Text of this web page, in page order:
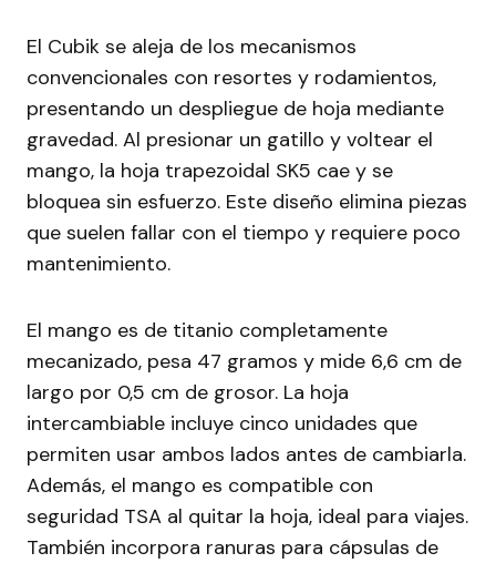
El Cubik se aleja de los mecanismos
convencionales con resortes y rodamientos,
presentando un despliegue de hoja mediante
gravedad. Al presionar un gatillo y voltear el
mango, la hoja trapezoidal SK5 cae y se
bloquea sin esfuerzo. Este diseño elimina piezas
que suelen fallar con el tiempo y requiere poco
mantenimiento.
El mango es de titanio completamente
mecanizado, pesa 47 gramos y mide 6,6 cm de
largo por 0,5 cm de grosor. La hoja
intercambiable incluye cinco unidades que
permiten usar ambos lados antes de cambiarla.
Además, el mango es compatible con
seguridad TSA al quitar la hoja, ideal para viajes.
También incorpora ranuras para cápsulas de